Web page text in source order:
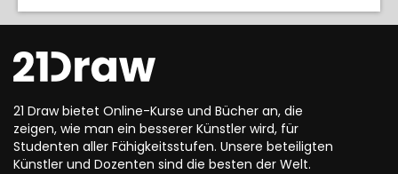
21 Draw bietet Online-Kurse und Bücher an, die
zeigen, wie man ein besserer Künstler wird, für
Studenten aller Fähigkeitsstufen. Unsere beteiligten
Künstler und Dozenten sind die besten der Welt.